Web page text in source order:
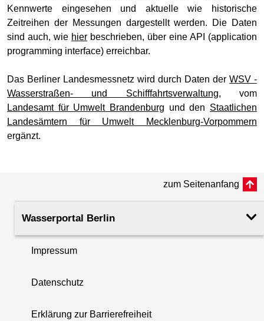
Grundwassermessstellen Brandenburg
Kennwerte eingesehen und aktuelle wie historische
Zeitreihen der Messungen dargestellt werden. Die Daten
sind auch, wie hier beschrieben, über eine API (application
programming interface) erreichbar.
Das Berliner Landesmessnetz wird durch Daten der WSV -
Wasserstraßen- und Schifffahrtsverwaltung, vom
Landesamt für Umwelt Brandenburg und den Staatlichen
Landesämtern für Umwelt Mecklenburg-Vorpommern
ergänzt.
zum Seitenanfang
Wasserportal Berlin
Impressum
Datenschutz
Erklärung zur Barrierefreiheit